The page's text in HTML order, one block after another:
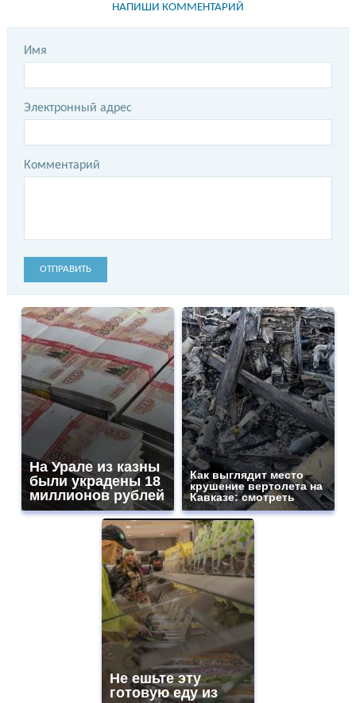
НАПИШИ КОММЕНТАРИЙ
Имя
Электронный адрес
Комментарий
ОТПРАВИТЬ
На Урале из казны
были украдены 18
миллионов рублей
Как выглядит место
крушение вертолета на
Кавказе: смотреть
Не ешьте эту
готовую еду из